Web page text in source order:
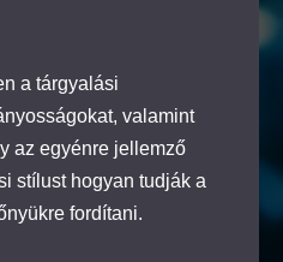
a tárgyalási
valamint
az egyénre jellemző
stílust hogyan tudják a
fordítani.